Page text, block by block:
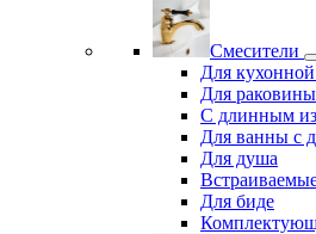
Смесители
Для
Для раковины
С длинным
Для ванны с
Для душа
Для биде